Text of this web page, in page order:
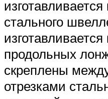
изготавливается
стального
продольных
скреплены
отрезками